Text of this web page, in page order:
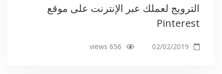
الترويج لعملك عبر الإنترنت على موقع
Pinterest
656 views